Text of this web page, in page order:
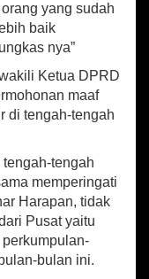
yang sudah
baik
nya”
Ketua DPRD
maaf
di tengah-tengah
tengah
memperingati
Harapan, tidak
Pusat yaitu
bulan ini.